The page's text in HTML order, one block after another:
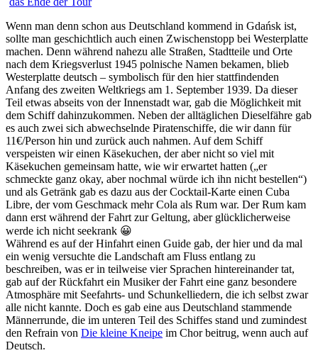
Wenn man denn schon aus Deutschland kommend in Gdańsk ist,
sollte man geschichtlich auch einen Zwischenstopp bei Westerplatte
machen. Denn während nahezu alle Straßen, Stadtteile und Orte
nach dem Kriegsverlust 1945 polnische Namen bekamen, blieb
Westerplatte deutsch – symbolisch für den hier stattfindenden
Anfang des zweiten Weltkriegs am 1. September 1939. Da dieser
Teil etwas abseits von der Innenstadt war, gab die Möglichkeit mit
dem Schiff dahinzukommen. Neben der alltäglichen Dieselfähre gab
es auch zwei sich abwechselnde Piratenschiffe, die wir dann für
11€/Person hin und zurück auch nahmen. Auf dem Schiff
verspeisten wir einen Käsekuchen, der aber nicht so viel mit
Käsekuchen gemeinsam hatte, wie wir erwartet hatten („er
schmeckte ganz okay, aber nochmal würde ich ihn nicht bestellen“)
und als Getränk gab es dazu aus der Cocktail-Karte einen Cuba
Libre, der vom Geschmack mehr Cola als Rum war. Der Rum kam
dann erst während der Fahrt zur Geltung, aber glücklicherweise
werde ich nicht seekrank 😀
Während es auf der Hinfahrt einen Guide gab, der hier und da mal
ein wenig versuchte die Landschaft am Fluss entlang zu
beschreiben, was er in teilweise vier Sprachen hintereinander tat,
gab auf der Rückfahrt ein Musiker der Fahrt eine ganz besondere
Atmosphäre mit Seefahrts- und Schunkelliedern, die ich selbst zwar
alle nicht kannte. Doch es gab eine aus Deutschland stammende
Männerrunde, die im unteren Teil des Schiffes stand und zumindest
den Refrain von Die kleine Kneipe im Chor beitrug, wenn auch auf
Deutsch.